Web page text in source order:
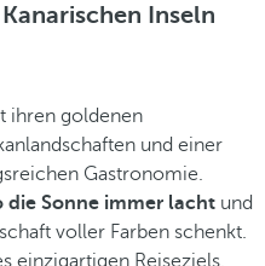
Inseln
ihren goldenen
und einer
Gastronomie.
die Sonne immer lacht und
voller Farben schenkt.
einzigartigen Reiseziels,